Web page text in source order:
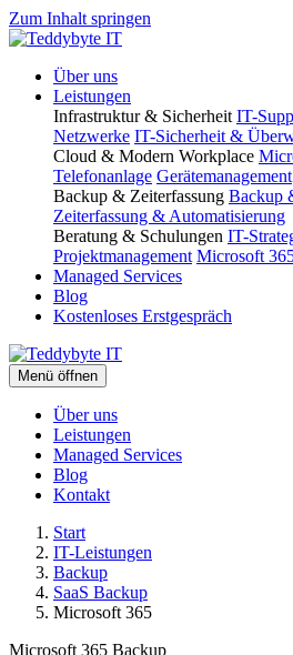
Zum Inhalt springen
Über uns
Leistungen
Infrastruktur & Sicherheit IT-
Netzwerke IT-Sicherheit &
Cloud & Modern Workplace
Telefonanlage Gerätemanagement
Backup & Zeiterfassung Backup
Zeiterfassung & Automatisierung
Beratung & Schulungen IT-
Projektmanagement Microsoft
Managed Services
Blog
Kostenloses Erstgespräch
Menü öffnen
Über uns
Leistungen
Managed Services
Blog
Kontakt
Start
IT-Leistungen
Backup
SaaS Backup
Microsoft 365
Microsoft 365 Backup